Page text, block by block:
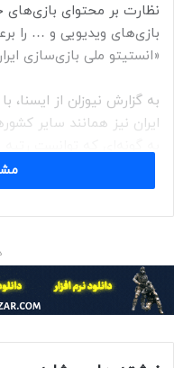
نظارت بر محتوای
بازی‌های ویدیویی و … را
«انستیتو ملی بازی‌سازی
به گزارش نیوزلن از
‌ایران نیز همانند سایر
کشور وجود دارد که چهار
چالش‌ها و فراز و
گذشته ایجاد محدودیت و
برای فعالان این حوزه به
کارشناسان بر این باور